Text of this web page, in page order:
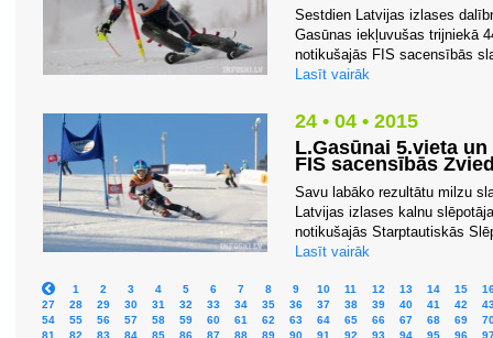
Sestdien Latvijas izlases
Gasūnas iekļuvušas trijniekā
notikušajās FIS sacensībās
Lasīt vairāk
24 • 04 • 2015
L.Gasūnai 5.vieta
FIS sacensībās
Savu labāko rezultātu milzu
Latvijas izlases kalnu
notikušajās Starptautiskās
Lasīt vairāk
1 2 3 4 5 6 7 8 9 10 11 12 13 14 15
27
28 29 30 31 32 33 34 35 36 37 38 39 40 41 42
54
55 56 57 58 59 60 61 62 63 64 65 66 67 68 69